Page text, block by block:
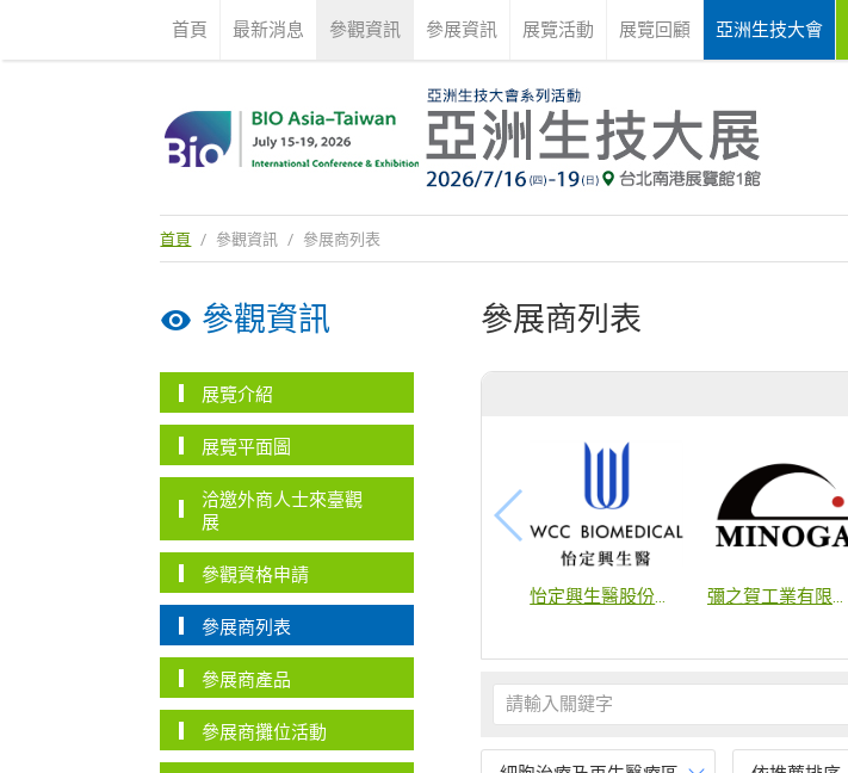
首頁 最新消息 參觀資訊 參展資訊 展覽活動 展覽回顧 亞洲生技大會
首頁 / 參觀資訊 / 參展商列表
參觀資訊
展覽介紹
展覽平面圖
洽邀外商人士來臺觀
展
參觀資格申請
參展商列表
參展商產品
參展商攤位活動
參展商列表
怡定興生醫股份有限公司 彌之賀工業有限公司